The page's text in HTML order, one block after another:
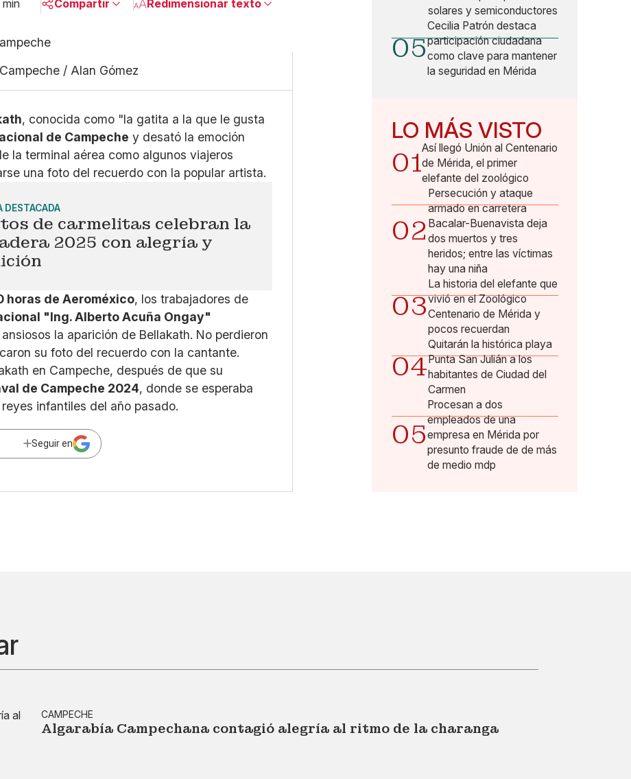
min Compartir
Facebook
X
Whatsapp
Redimensionar texto
/ Alan Gómez
, conocida como "la gatita a la que le gusta
de Campeche y desató la emoción
la terminal aérea como algunos viajeros
una foto del recuerdo con la popular artista.
DESTACADA
de carmelitas celebran la
2025 con alegría y
horas de Aeroméxico, los trabajadores de
"Ing. Alberto Acuña Ongay"
la aparición de Bellakath. No perdieron
su foto del recuerdo con la cantante.
en Campeche, después de que su
de Campeche 2024, donde se esperaba
infantiles del año pasado.
Seguir en
solares y semiconductores
05
Cecilia Patrón destaca
participación ciudadana
como clave para mantener
la seguridad en Mérida
LO MÁS VISTO
01Así llegó Unión al Centenario
de Mérida, el primer
elefante del zoológico
02
Persecución y ataque
armado en carretera
Bacalar-Buenavista deja
dos muertos y tres
heridos; entre las víctimas
hay una niña
03
La historia del elefante que
vivió en el Zoológico
Centenario de Mérida y
pocos recuerdan
04
Quitarán la histórica playa
Punta San Julián a los
habitantes de Ciudad del
Carmen
05
Procesan a dos
empleados de una
empresa en Mérida por
presunto fraude de de más
de medio mdp
CAMPECHE
Algarabía Campechana contagió alegría al ritmo de la charanga